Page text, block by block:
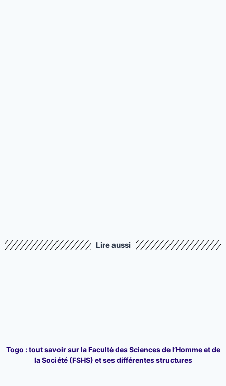
Lire aussi
Togo : tout savoir sur la Faculté des Sciences de l’Homme et de
la Société (FSHS) et ses différentes structures